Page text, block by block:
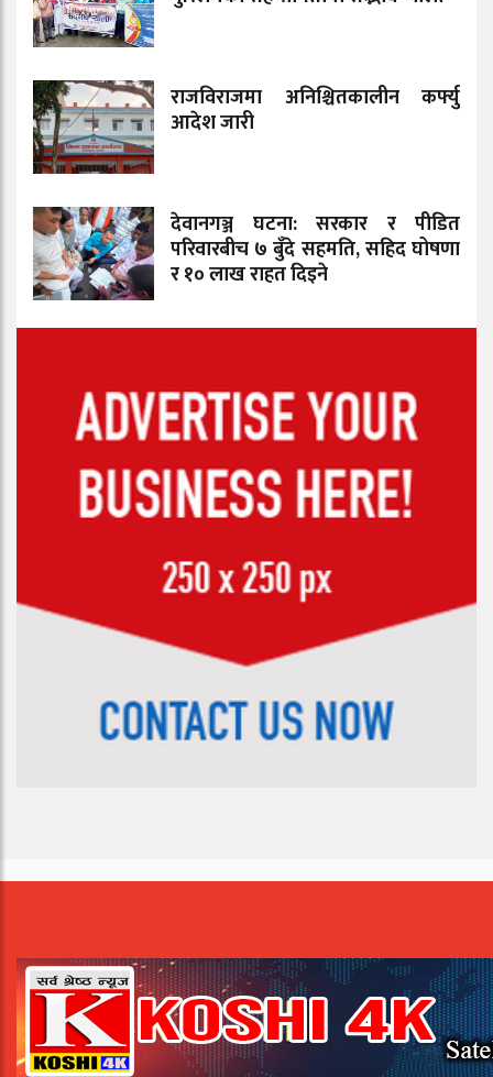
राजविराजमा अनिश्चितकालीन कर्फ्यु
आदेश जारी
देवानगञ्ज घटना: सरकार र पीडित
परिवारबीच ७ बुँदे सहमति, सहिद घोषणा
र १० लाख राहत दिइने